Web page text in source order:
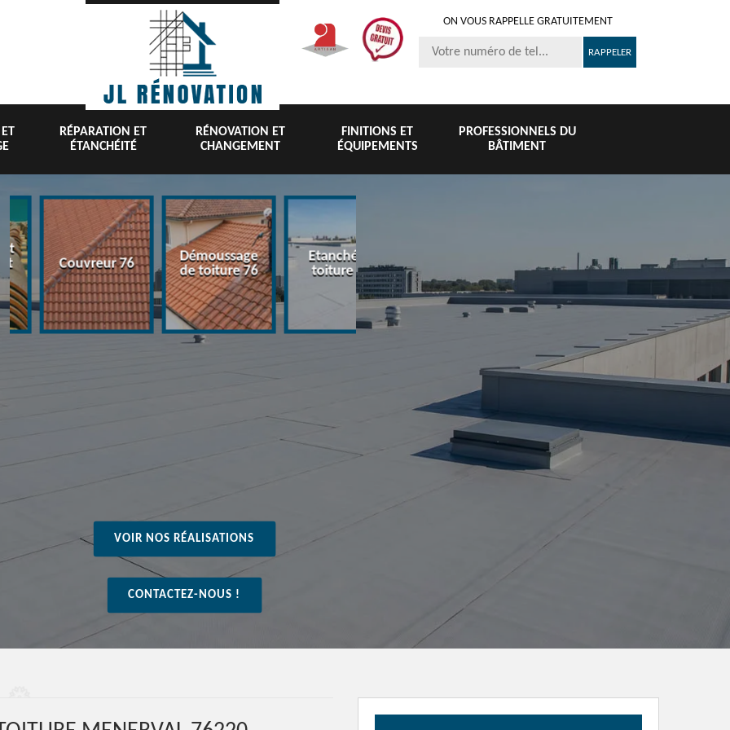
ON VOUS RAPPELLE GRATUITEMENT
RÉPARATION ET
ÉTANCHÉITÉ
RÉNOVATION ET
CHANGEMENT
FINITIONS ET
ÉQUIPEMENTS
PROFESSIONNELS DU
BÂTIMENT
Couvreur 76
Démoussage
de toiture 76
Etanchéité
toiture 76
Nettoyage et
pose de
gouttière 76
tuile et
76
VOIR NOS RÉALISATIONS
CONTACTEZ-NOUS !